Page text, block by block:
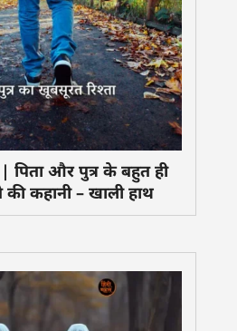
और पुत्र के बहुत ही
कहानी – खाली हाथ